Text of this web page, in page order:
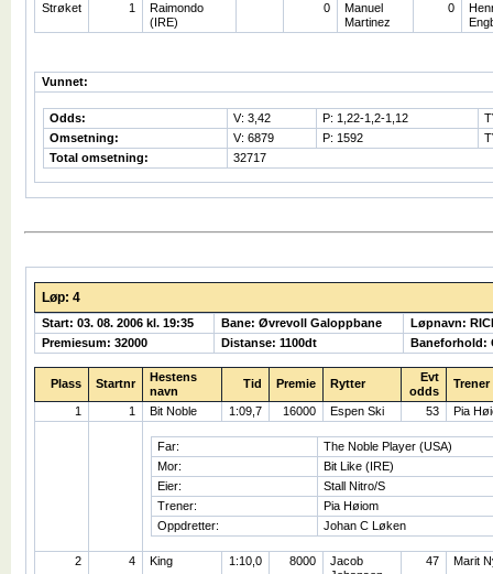
Strøket 1
Raimondo
(IRE)
0
Manuel
Martinez
0
Vunnet:
Odds: V: 3,42 P: 1,22-1,2-1,12
Omsetning:
V: 6879 P: 1592
Total omsetning:
32717
Løp: 4
Start: 03. 08. 2006 kl. 19:35 Bane: Øvrevoll Galoppbane
Løpnavn:
Premiesum: 32000
Distanse: 1100dt Baneforhold:
Plass Startnr
Hestens
navn
Tid Premie Rytter
Evt
odds
Trener
1 1 Bit Noble 1:09,7 16000 Espen Ski 53 Pia
Far:
The Noble Player (USA)
Mor:
Bit Like (IRE)
Eier:
Stall Nitro/S
Trener:
Pia Høiom
Oppdretter:
Johan C Løken
2 4 King 1:10,0 8000
Jacob
47 Marit